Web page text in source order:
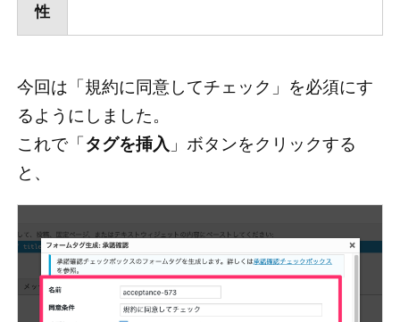
性
今回は「規約に同意してチェック」を必須にす
るようにしました。
これで「 タグを挿入 」ボタンをクリックする
と、